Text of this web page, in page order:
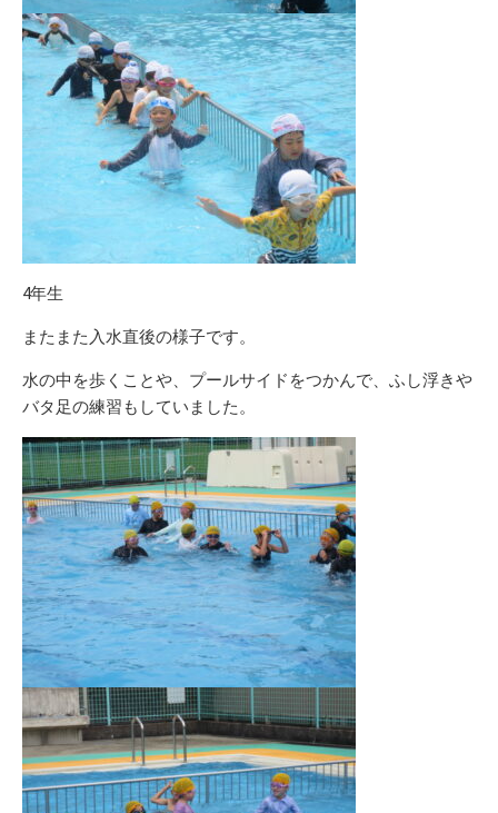
4年生
またまた入水直後の様子です。
水の中を歩くことや、プールサイドをつかんで、ふし浮きや
バタ足の練習もしていました。